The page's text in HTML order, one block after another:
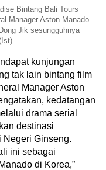
Bintang Bali Tours
Manager Aston Manado
Jik sesungguhnya
kunjungan
tak lain bintang film
Manager Aston
kedatangan
drama serial
destinasi
Negeri Ginseng.
ini sebagai
di Korea,”